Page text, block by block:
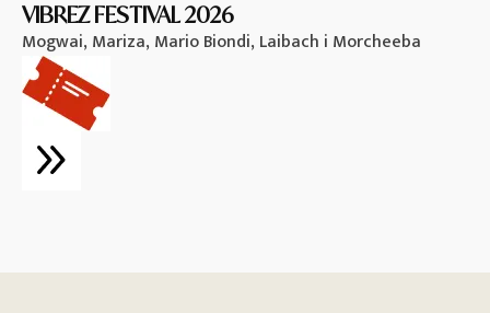
VIBREZ FESTIVAL 2026
Mogwai, Mariza, Mario Biondi, Laibach i Morcheeba